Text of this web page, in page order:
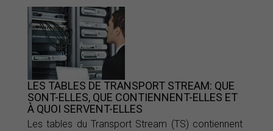
LES TABLES DE TRANSPORT STREAM: QUE
SONT-ELLES, QUE CONTIENNENT-ELLES ET
À QUOI SERVENT-ELLES
Les tables du Transport Stream (TS) contiennent